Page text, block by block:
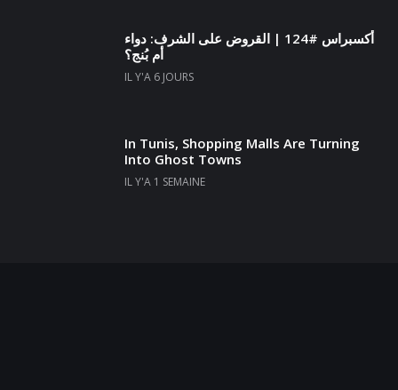
أكسبراس #124 | القروض على الشرف: دواء
أم بُنج؟
IL Y'A 6 JOURS
In Tunis, Shopping Malls Are Turning
Into Ghost Towns
IL Y'A 1 SEMAINE